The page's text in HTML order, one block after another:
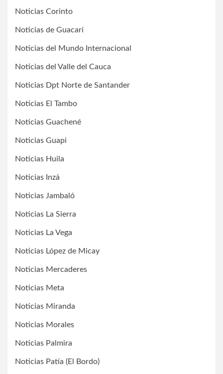
Noticias Corinto
Noticias de Guacarí
Noticias del Mundo Internacional
Noticias del Valle del Cauca
Noticias Dpt Norte de Santander
Noticias El Tambo
Noticias Guachené
Noticias Guapi
Noticias Huila
Noticias Inzá
Noticias Jambaló
Noticias La Sierra
Noticias La Vega
Noticias López de Micay
Noticias Mercaderes
Noticias Meta
Noticias Miranda
Noticias Morales
Noticias Palmira
Noticias Patía (El Bordo)